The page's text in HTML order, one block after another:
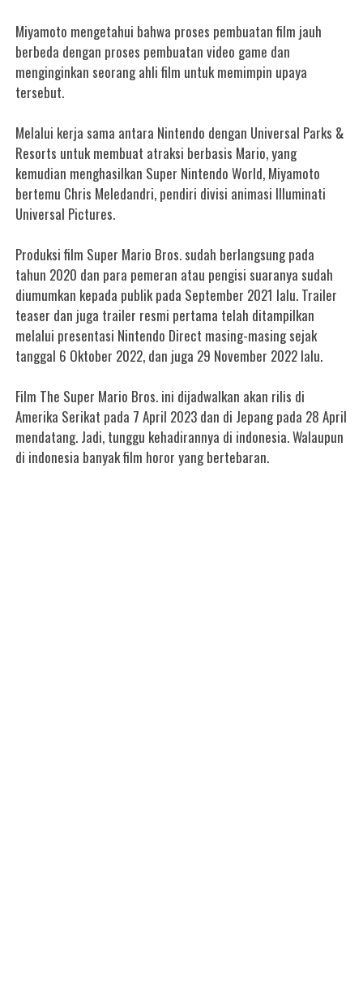
Miyamoto mengetahui bahwa proses pembuatan film jauh
berbeda dengan proses pembuatan video game dan
menginginkan seorang ahli film untuk memimpin upaya
tersebut.
Melalui kerja sama antara Nintendo dengan Universal Parks &
Resorts untuk membuat atraksi berbasis Mario, yang
kemudian menghasilkan Super Nintendo World, Miyamoto
bertemu Chris Meledandri, pendiri divisi animasi Illuminati
Universal Pictures.
Produksi film Super Mario Bros. sudah berlangsung pada
tahun 2020 dan para pemeran atau pengisi suaranya sudah
diumumkan kepada publik pada September 2021 lalu. Trailer
teaser dan juga trailer resmi pertama telah ditampilkan
melalui presentasi Nintendo Direct masing-masing sejak
tanggal 6 Oktober 2022, dan juga 29 November 2022 lalu.
Film The Super Mario Bros. ini dijadwalkan akan rilis di
Amerika Serikat pada 7 April 2023 dan di Jepang pada 28 April
mendatang. Jadi, tunggu kehadirannya di indonesia. Walaupun
di indonesia banyak film horor yang bertebaran.